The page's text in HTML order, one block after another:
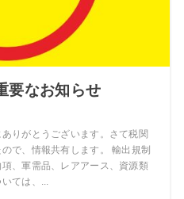
要なお知らせ
りがとうございます。さて税関
で、情報共有します。 輸出規制
、軍需品、レアアース、資源類
ては、...